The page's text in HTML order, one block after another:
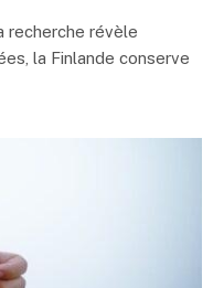
recherche révèle
la Finlande conserve